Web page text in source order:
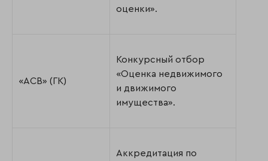
оценки».
«АСВ» (ГК)
Конкурсный отбор
«Оценка недвижимого
и движимого
имущества».
Аккредитация по